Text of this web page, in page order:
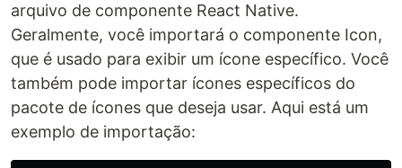
arquivo de componente React Native.
Geralmente, você importará o componente Icon,
que é usado para exibir um ícone específico. Você
também pode importar ícones específicos do
pacote de ícones que deseja usar. Aqui está um
exemplo de importação: